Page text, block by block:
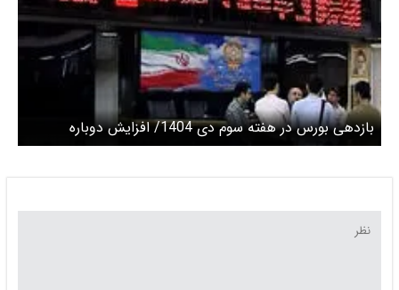
بازدهی بورس در هفته سوم دی‌ 1404/ افزایش دوباره
عرضه‌ها در پایان هفته